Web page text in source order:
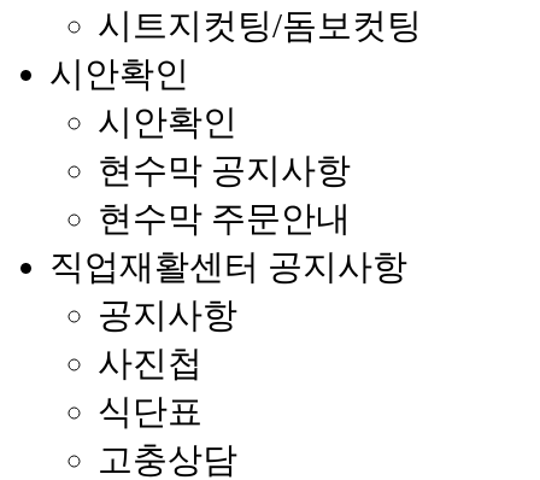
시트지컷팅/돔보컷팅
시안확인
시안확인
현수막 공지사항
현수막 주문안내
직업재활센터 공지사항
공지사항
사진첩
식단표
고충상담